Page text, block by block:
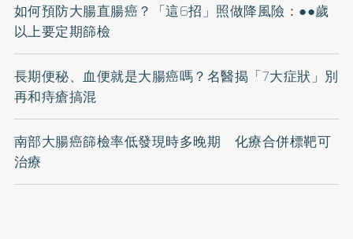
如何預防大腸直腸癌？「這6招」照做降風險：●●歲
以上要定期篩檢
長期便秘、血便就是大腸癌嗎？名醫揭「7大症狀」別
再和痔瘡搞混
南部大腸癌篩檢率低發現時多晚期 化療合併標靶可
治療